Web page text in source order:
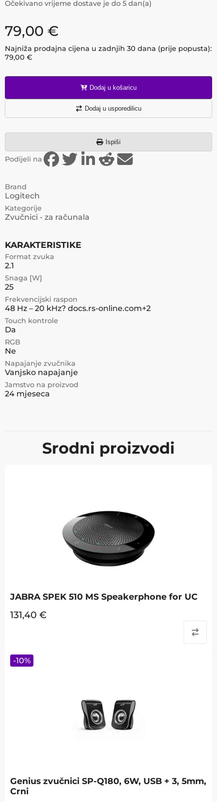
Očekivano vrijeme dostave je do 5 dan(a)
79,00 €
Najniža prodajna cijena u zadnjih 30 dana (prije popusta):
79,00 €
Dodaj u košaricu
Dodaj u usporedilicu
Ispiši
Podijeli na
Brand
Logitech
Kategorije
Zvučnici - za računala
KARAKTERISTIKE
Format zvuka
2.1
Snaga [W]
25
Frekvencijski raspon
48 Hz – 20 kHz? docs.rs-online.com+2
Touch kontrole
Da
RGB
Ne
Napajanje zvučnika
Vanjsko napajanje
Jamstvo na proizvod
24 mjeseca
Srodni proizvodi
JABRA SPEK 510 MS Speakerphone for UC
131,40 €
Genius zvučnici SP-Q180, 6W, USB + 3, 5mm,
Crni
-10%